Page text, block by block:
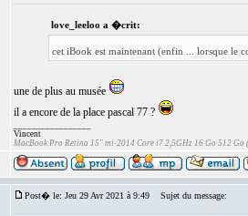
love_leeloo a �crit:
cet iBook est maintenant (enfin ... lorsque le
une de plus au musée
il a encore de la place pascal 77 ?
Vincent
MacBook Pro Retina 15" mi-2014 Core i7 2,5GHz 16 Go 512 Go
Post� le: Jeu 29 Avr 2021 à 9:49 Sujet du message: